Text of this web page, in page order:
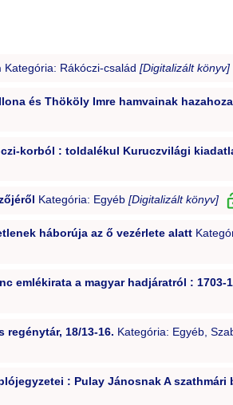
Kategória: Rákóczi-család [Digitalizált könyv]
és Thököly Imre hamvainak
korból : toldalékul Kuruczvilági
Kategória: Egyéb [Digitalizált könyv]
háborúja az ő vezérlete alatt
emlékirata a magyar hadjáratról : 1703-
regénytár, 18/13-16. Kategória: Egyéb,
: Pulay Jánosnak A szathmári